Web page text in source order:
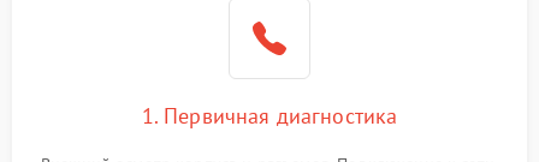
1. Первичная диагностика